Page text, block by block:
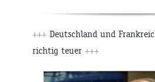
+++ Deutschland und
richtig teuer +++